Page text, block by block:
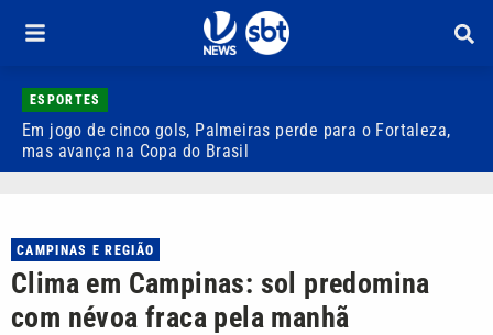
ESPORTES
Em jogo de cinco gols, Palmeiras perde para o Fortaleza,
mas avança na Copa do Brasil
CAMPINAS E REGIÃO
Clima em Campinas: sol predomina
com névoa fraca pela manhã